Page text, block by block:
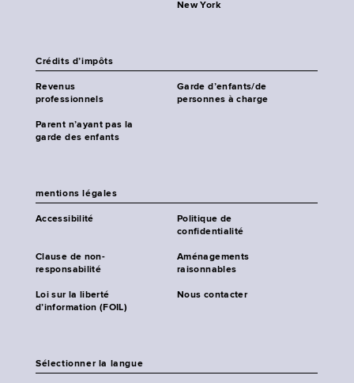
New York
Crédits d’impôts
Revenus
professionnels
Garde d’enfants/de
personnes à charge
Parent n’ayant pas la
garde des enfants
mentions légales
Accessibilité
Politique de
confidentialité
Clause de non-
responsabilité
Aménagements
raisonnables
Loi sur la liberté
d’information (FOIL)
Nous contacter
Sélectionner la langue